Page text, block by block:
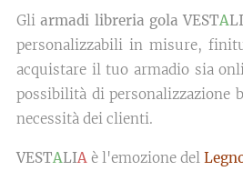
Gliarmadi libreria gola VESTALI
personalizzabili in misure,
acquistare il tuo armadio sia
possibilità di personalizzazione
necessità dei clienti.
VESTALIA è l'emozione del